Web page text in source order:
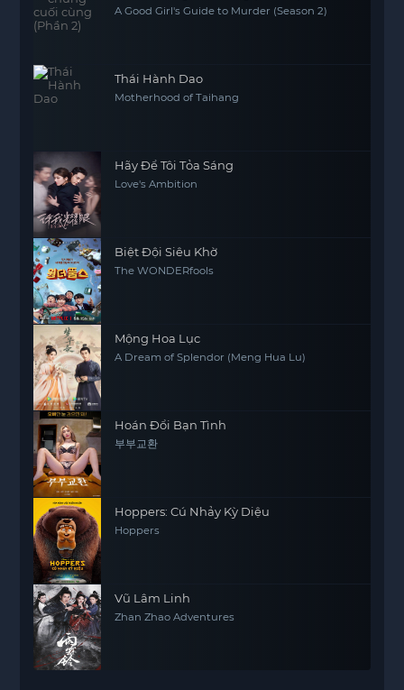
A Good Girl's Guide to Murder (Season 2)
Thái Hành Dao
Motherhood of Taihang
Hãy Để Tôi Tỏa Sáng
Love's Ambition
Biệt Đội Siêu Khờ
The WONDERfools
Mộng Hoa Lục
A Dream of Splendor (Meng Hua Lu)
Hoán Đổi Bạn Tình
부부교환
Hoppers: Cú Nhảy Kỳ Diệu
Hoppers
Vũ Lâm Linh
Zhan Zhao Adventures